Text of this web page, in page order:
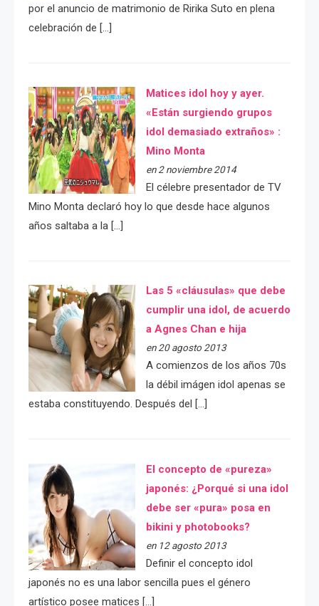
por el anuncio de matrimonio de Ririka Suto en plena
celebración de […]
Matices idol hoy y ayer.
«Están surgiendo grupos
idol demasiado extraños» :
Mino Monta
en 2 noviembre 2014
El célebre presentador de TV
Mino Monta declaró hoy lo que desde hace algunos
años saltaba a la […]
Las 5 «cláusulas» que debe
cumplir una idol, de acuerdo
a Agnes Chan e hija
en 20 agosto 2013
A comienzos de los años 70s
la débil imágen idol apenas se
estaba constituyendo. Después del […]
El concepto de «pureza»
japonés: ¿Porqué si una idol
debe ser «pura» posa en
bikini y photobooks?
en 12 agosto 2013
Definir el concepto idol
japonés no es una labor sencilla pues el género
artístico posee matices […]